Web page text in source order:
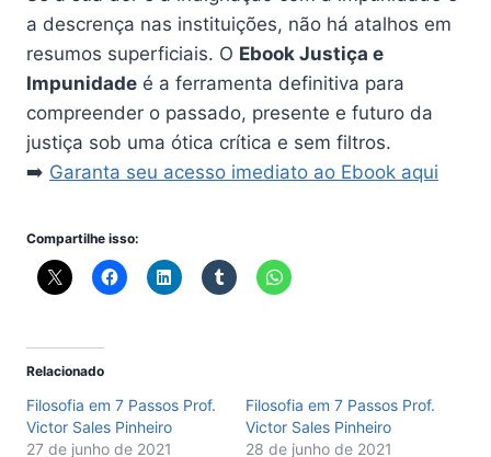
a descrença nas instituições, não há atalhos em
resumos superficiais. O Ebook Justiça e
Impunidade é a ferramenta definitiva para
compreender o passado, presente e futuro da
justiça sob uma ótica crítica e sem filtros.
➡️ Garanta seu acesso imediato ao Ebook aqui
Compartilhe isso:
Relacionado
Filosofia em 7 Passos Prof.
Victor Sales Pinheiro
27 de junho de 2021
Filosofia em 7 Passos Prof.
Victor Sales Pinheiro
28 de junho de 2021